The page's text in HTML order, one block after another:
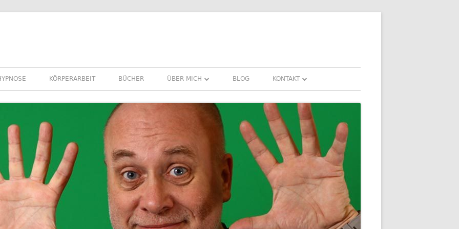
KÖRPERARBEIT BÜCHER ÜBER MICH
REFERENZEN ERFAHRUNGEN UND
NEWSLETTER
BLOG KONTAKT
DOWNLOADS
FAQ
DATENSCHUTZ
IMPRESSUM